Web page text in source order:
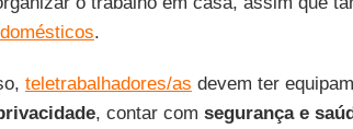
.
teletrabalhadores/as devem ter
, contar com segurança e